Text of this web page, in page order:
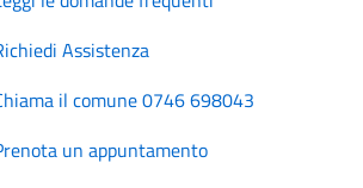
Assistenza
il comune 0746 698043
un appuntamento